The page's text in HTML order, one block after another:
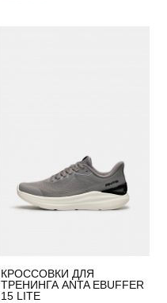
КРОССОВКИ ДЛЯ
ТРЕНИНГА ANTA EBUFFER
15 LITE